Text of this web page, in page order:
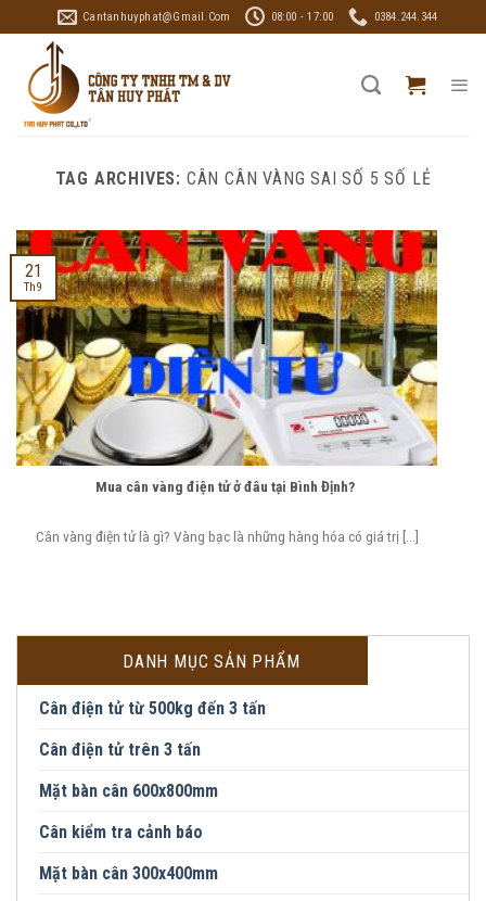
to
content
Cantanhuyphat@gmail.com 08:00 - 17:00 0384.244.344
TAG ARCHIVES: CÂN CÂN VÀNG SAI SỐ 5 SỐ LẺ
Mua cân vàng điện tử ở đâu tại Bình Định?
Cân vàng điện tử là gì? Vàng bạc là những hàng hóa có giá trị [...]
21
Th9
DANH MỤC SẢN PHẨM
Cân điện tử từ 500kg đến 3 tấn
Cân điện tử trên 3 tấn
Mặt bàn cân 600x800mm
Cân kiểm tra cảnh báo
Mặt bàn cân 300x400mm